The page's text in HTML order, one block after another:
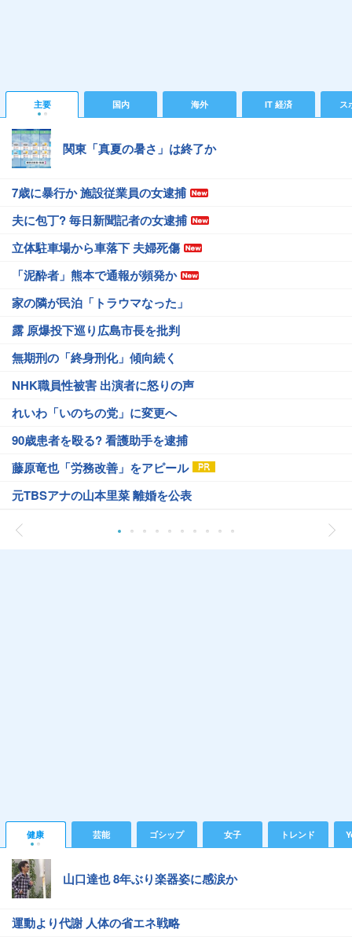
主要 国内 海外 IT 経済 ス
関東「真夏の暑さ」は終了か
7歳に暴行か 施設従業員の女逮捕
夫に包丁? 毎日新聞記者の女逮捕
立体駐車場から車落下 夫婦死傷
「泥酔者」熊本で通報が頻発か
家の隣が民泊「トラウマなった」
露 原爆投下巡り広島市長を批判
無期刑の「終身刑化」傾向続く
NHK職員性被害 出演者に怒りの声
れいわ「いのちの党」に変更へ
90歳患者を殴る? 看護助手を逮捕
藤原竜也「労務改善」をアピール
元TBSアナの山本里菜 離婚を公表
健康 芸能 ゴシップ 女子 トレンド
山口達也 8年ぶり楽器姿に感涙か
運動より代謝 人体の省エネ戦略